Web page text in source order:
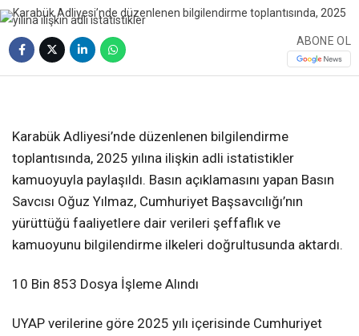
ABONE OL
Karabük Adliyesi’nde düzenlenen bilgilendirme
toplantısında, 2025 yılına ilişkin adli istatistikler
kamuoyuyla paylaşıldı. Basın açıklamasını yapan Basın
Savcısı Oğuz Yılmaz, Cumhuriyet Başsavcılığı’nın
yürüttüğü faaliyetlere dair verileri şeffaflık ve
kamuoyunu bilgilendirme ilkeleri doğrultusunda aktardı.
10 Bin 853 Dosya İşleme Alındı
UYAP verilerine göre 2025 yılı içerisinde Cumhuriyet